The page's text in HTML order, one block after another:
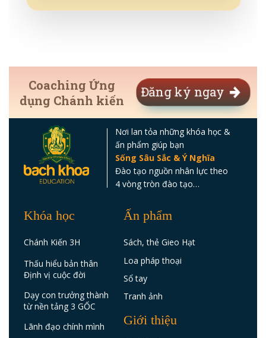
chuyên môn với nhau nên sẽ có sự
Đăng ký ngay
Coaching Ứng
dụng Chánh kiến
Giới thiệu
Tranh ảnh
Ấn phẩm
Sách, thẻ Gieo Hạt
Loa pháp thoại
Sổ tay
Lãnh đạo chính mình
Khóa học
Chánh Kiến 3H
Thấu hiểu bản thân
Định vị cuộc đời
Dạy con trưởng thành
từ nền tảng 3 GỐC
Nơi lan tỏa những khóa học &
ấn phẩm giúp bạn
Sống Sâu Sắc & Ý Nghĩa
Đào tạo nguồn nhân lực theo
4 vòng tròn đào tạo…